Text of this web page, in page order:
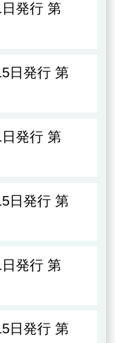
発行 第
日発行 第
発行 第
日発行 第
発行 第
日発行 第